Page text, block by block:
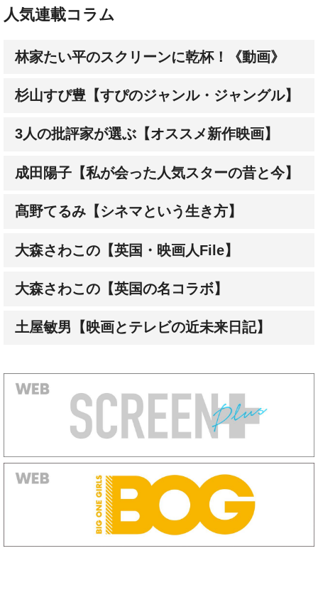
人気連載コラム
林家たい平のスクリーンに乾杯！《動画》
杉山すぴ豊【すぴのジャンル・ジャングル】
3人の批評家が選ぶ【オススメ新作映画】
成田陽子【私が会った人気スターの昔と今】
髙野てるみ【シネマという生き方】
大森さわこの【英国・映画人File】
大森さわこの【英国の名コラボ】
土屋敏男【映画とテレビの近未来日記】